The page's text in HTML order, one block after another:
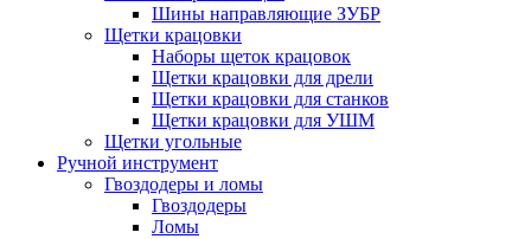
Шины направляющие ЗУБР
Щетки крацовки
Наборы щеток крацовок
Щетки крацовки для дрели
Щетки крацовки для станков
Щетки крацовки для УШМ
Щетки угольные
Ручной инструмент
Гвоздодеры и ломы
Гвоздодеры
Ломы